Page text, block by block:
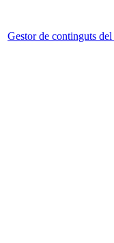
Gestor de continguts